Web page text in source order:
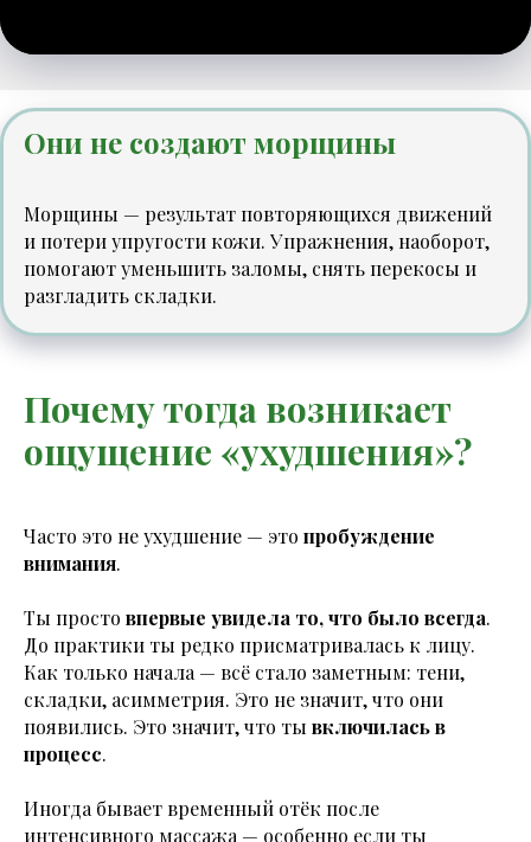
Они не создают морщины
Морщины — результат повторяющихся движений
и потери упругости кожи. Упражнения, наоборот,
помогают уменьшить заломы, снять перекосы и
разгладить складки.
Почему тогда возникает
ощущение «ухудшения»?
Часто это не ухудшение — это пробуждение
внимания.
Ты просто впервые увидела то, что было всегда.
До практики ты редко присматривалась к лицу.
Как только начала — всё стало заметным: тени,
складки, асимметрия. Это не значит, что они
появились. Это значит, что ты включилась в
процесс.
Иногда бывает временный отёк после
интенсивного массажа — особенно если ты